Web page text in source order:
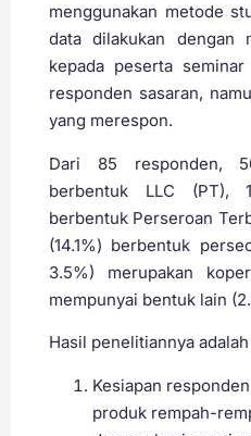
menggunakan metode
data dilakukan dengan
kepada peserta
responden sasaran,
yang merespon.
Dari 85 responden,
berbentuk LLC (PT),
berbentuk Perseroan
(14.1%) berbentuk
3.5%) merupakan
mempunyai bentuk lain
Hasil penelitiannya
Kesiapan
produk rempah-